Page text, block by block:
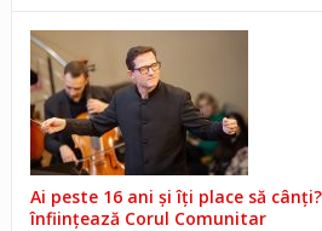
Ai peste 16 ani și îți place să
înființează Corul Comunitar